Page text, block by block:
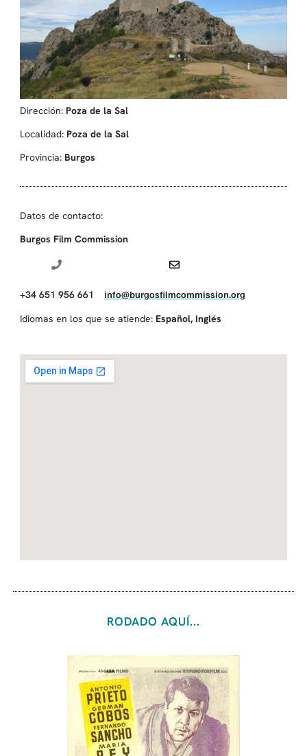
Dirección: Poza de la Sal
Localidad: Poza de la Sal
Provincia: Burgos
Datos de contacto:
Burgos Film Commission
+34 651 956 661 info@burgosfilmcommission.org
Idiomas en los que se atiende: Español, Inglés
RODADO AQUÍ...